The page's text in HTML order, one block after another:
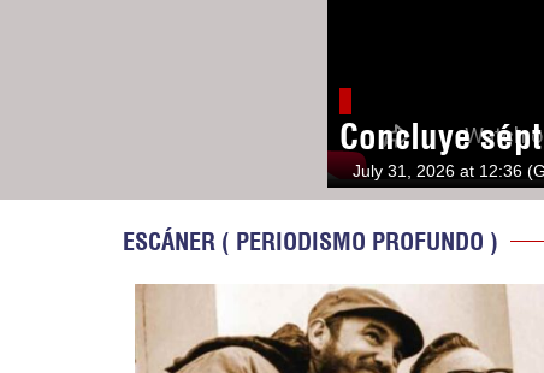
Concluye
July 31, 2026 at 12:36
ESCÁNER ( PERIODISMO PROFUNDO )